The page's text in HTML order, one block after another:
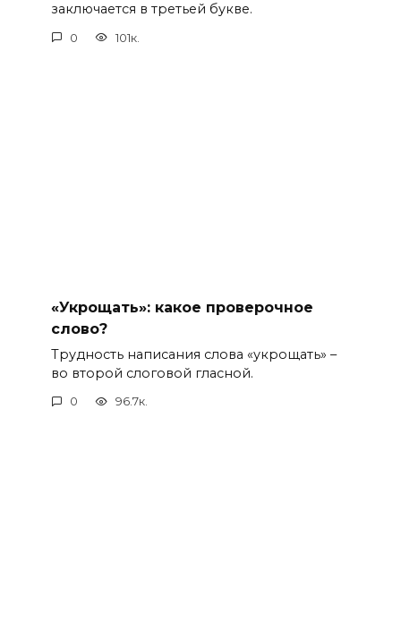
заключается в третьей букве.
0 101к.
«Укрощать»: какое проверочное
слово?
Трудность написания слова «укрощать» –
во второй слоговой гласной.
0 96.7к.